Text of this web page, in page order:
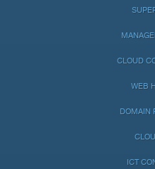
CLOUD
WEB
DOMAIN
ICT